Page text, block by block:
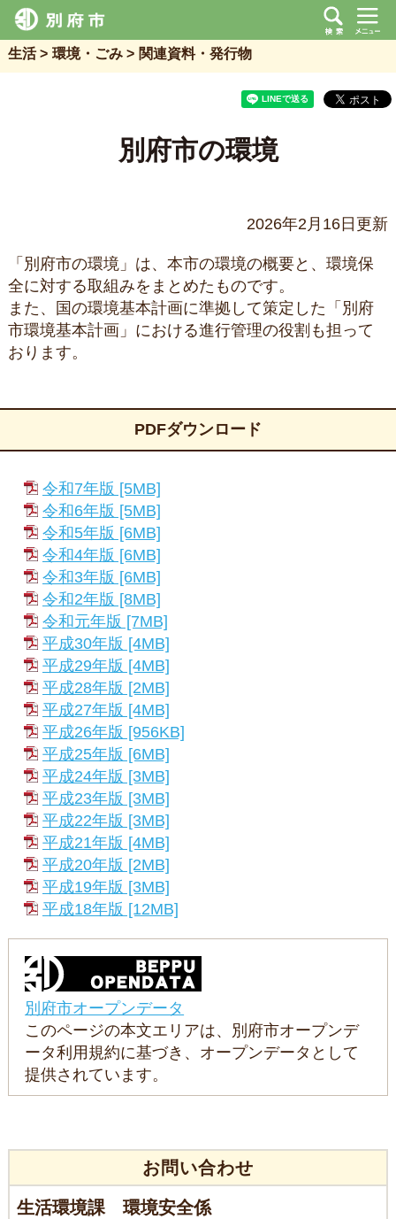
生活 環境・ごみ 関連資料・発行物
別府市の環境
2026年2月16日更新
「別府市の環境」は、本市の環境の概要と、環境保
全に対する取組みをまとめたものです。
また、国の環境基本計画に準拠して策定した「別府
市環境基本計画」における進行管理の役割も担って
おります。
PDFダウンロード
令和7年版 [5MB]
令和6年版 [5MB]
令和5年版 [6MB]
令和4年版 [6MB]
令和3年版 [6MB]
令和2年版 [8MB]
令和元年版 [7MB]
平成30年版 [4MB]
平成29年版 [4MB]
平成28年版 [2MB]
平成27年版 [4MB]
平成26年版 [956KB]
平成25年版 [6MB]
平成24年版 [3MB]
平成23年版 [3MB]
平成22年版 [3MB]
平成21年版 [4MB]
平成20年版 [2MB]
平成19年版 [3MB]
平成18年版 [12MB]
別府市オープンデータ
このページの本文エリアは、別府市オープンデ
ータ利用規約に基づき、オープンデータとして
提供されています。
お問い合わせ
生活環境課 環境安全係